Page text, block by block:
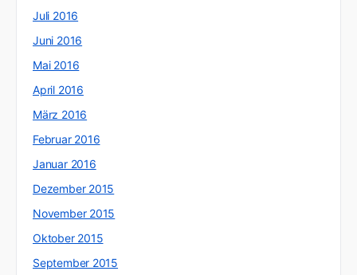
Juli 2016
Juni 2016
Mai 2016
April 2016
März 2016
Februar 2016
Januar 2016
Dezember 2015
November 2015
Oktober 2015
September 2015